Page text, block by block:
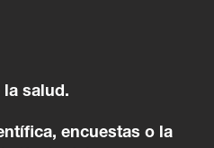
la salud.
encuestas o la